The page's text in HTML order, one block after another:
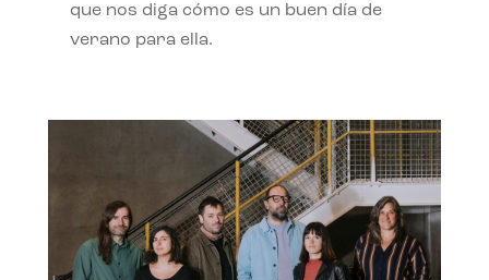
que nos diga cómo es un buen día de
verano para ella.